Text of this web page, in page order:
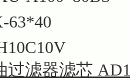
63*40
过滤器滤芯